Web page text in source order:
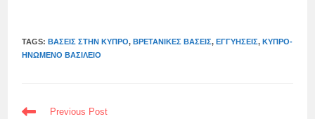
TAGS:ΒΆΣΕΙΣ ΣΤΗΝ ΚΎΠΡΟ, ΒΡΕΤΑΝΙΚΈΣ ΒΆΣΕΙΣ, ΕΓΓΥΉΣΕΙΣ, ΚΎΠΡΟ-
ΗΝΩΜΈΝΟ ΒΑΣΊΛΕΙΟ
READ
Previous Post